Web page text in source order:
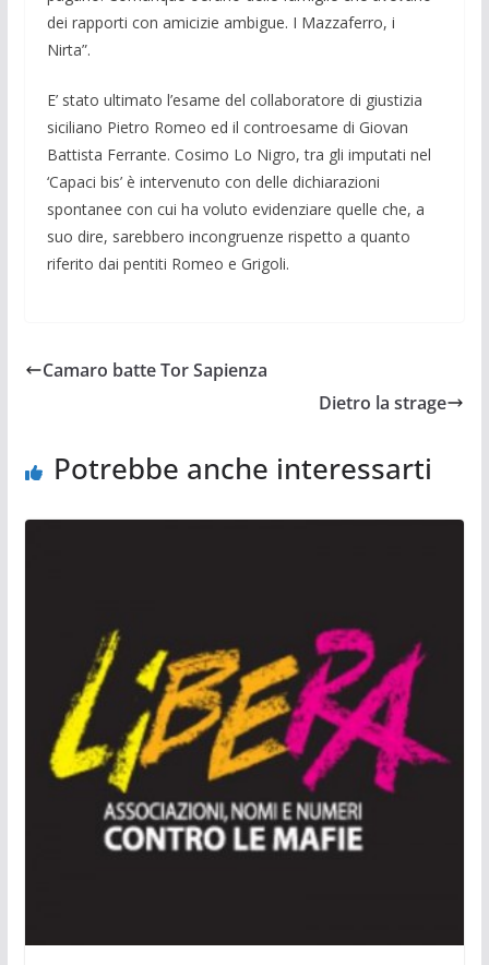
dei rapporti con amicizie ambigue. I Mazza­ferro, i
Nirta”.
E’ stato ultimato l’esame del collabora­tore di giustizia
siciliano Pietro Romeo ed il controesame di Giovan
Battista Ferran­te. Cosimo Lo Nigro, tra gli imputati nel
‘Capaci bis’ è intervenuto con delle di­chiarazioni
spontanee con cui ha voluto evidenziare quelle che, a
suo dire, sareb­bero incongruenze rispetto a quanto
riferi­to dai pentiti Romeo e Grigoli.
Camaro batte Tor Sapienza
Dietro la strage
Potrebbe anche interessarti